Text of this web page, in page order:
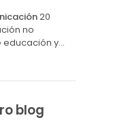
20
no
educación y…
blog